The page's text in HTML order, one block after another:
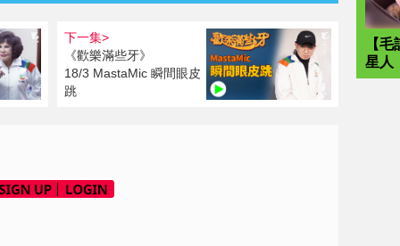
下一集>
《歡樂滿些牙》
18/3 MastaMic 瞬間眼皮
跳
【
星人